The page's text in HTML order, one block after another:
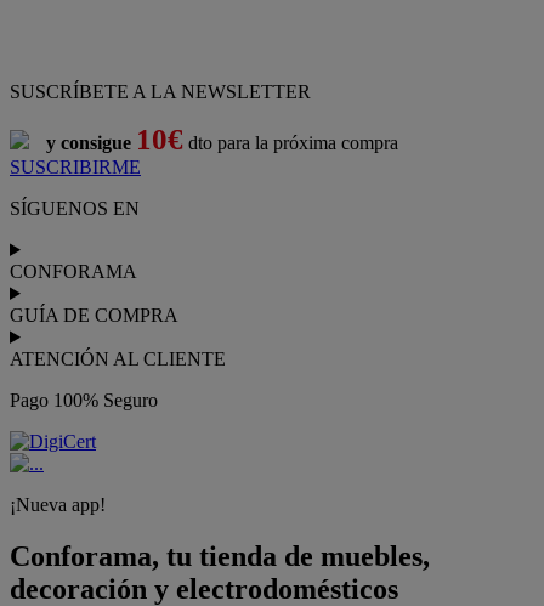
SUSCRÍBETE A LA NEWSLETTER
y consigue 10€ dto para la próxima compra
SUSCRIBIRME
SÍGUENOS EN
CONFORAMA
GUÍA DE COMPRA
ATENCIÓN AL CLIENTE
Pago 100% Seguro
¡Nueva app!
Conforama, tu tienda de muebles,
decoración y electrodomésticos